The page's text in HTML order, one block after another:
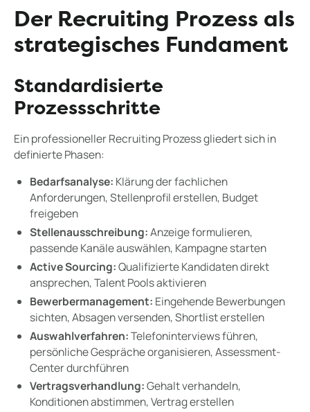
Der Recruiting Prozess als
strategisches Fundament
Standardisierte
Prozessschritte
Ein professioneller Recruiting Prozess gliedert sich in
definierte Phasen:
Bedarfsanalyse: Klärung der fachlichen
Anforderungen, Stellenprofil erstellen, Budget
freigeben
Stellenausschreibung:Anzeige formulieren,
passende Kanäle auswählen, Kampagne starten
Active Sourcing:Qualifizierte Kandidaten direkt
ansprechen, Talent Pools aktivieren
Bewerbermanagement: Eingehende Bewerbungen
sichten, Absagen versenden, Shortlist erstellen
Auswahlverfahren:Telefoninterviews führen,
persönliche Gespräche organisieren, Assessment-
Center durchführen
Vertragsverhandlung:Gehalt verhandeln,
Konditionen abstimmen, Vertrag erstellen